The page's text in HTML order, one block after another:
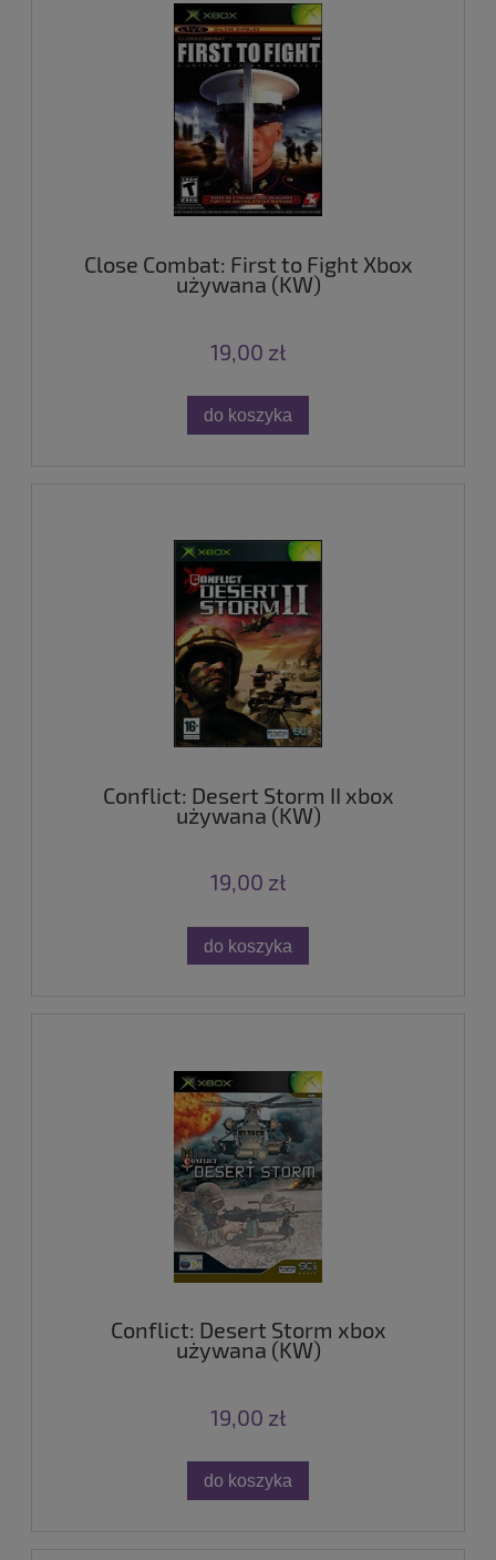
Close Combat: First to Fight Xbox
używana (KW)
19,00 zł
do koszyka
Conflict: Desert Storm II xbox
używana (KW)
19,00 zł
do koszyka
Conflict: Desert Storm xbox
używana (KW)
19,00 zł
do koszyka